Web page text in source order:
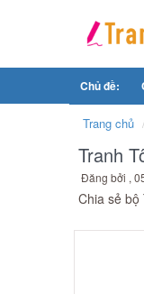
Chủ đề:
Trang chủ
Tranh
Đăng bởi ,
Chia sẻ bộ